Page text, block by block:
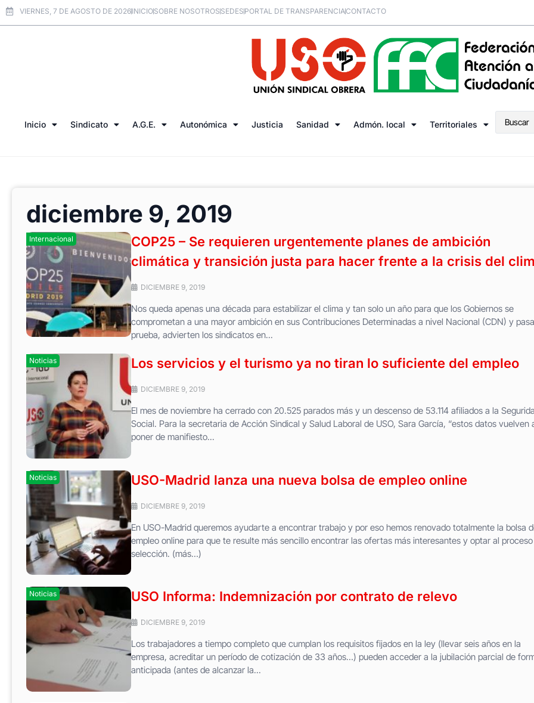
VIERNES, 7 DE AGOSTO DE 2026INICIOSOBRE NOSOTROSSEDESPORTAL DE TRANSPARENCIACONTACTO
Inicio Sindicato A.G.E. Autonómica Justicia Sanidad Admón. local Territoriales
diciembre 9, 2019
Internacional
COP25 – Se requieren urgentemente planes de ambición
climática y transición justa para hacer frente a la crisis del
DICIEMBRE 9, 2019
Nos queda apenas una década para estabilizar el clima y tan solo un año para que los Gobiernos se
comprometan a una mayor ambición en sus Contribuciones Determinadas a nivel Nacional (CDN) y
prueba, advierten los sindicatos en...
Noticias Los servicios y el turismo ya no tiran lo suficiente del empleo
DICIEMBRE 9, 2019
El mes de noviembre ha cerrado con 20.525 parados más y un descenso de 53.114 afiliados a la
Social. Para la secretaria de Acción Sindical y Salud Laboral de USO, Sara García, “estos datos vuelven
poner de manifiesto...
Noticias USO-Madrid lanza una nueva bolsa de empleo online
DICIEMBRE 9, 2019
En USO-Madrid queremos ayudarte a encontrar trabajo y por eso hemos renovado totalmente la bolsa
empleo online para que te resulte más sencillo encontrar las ofertas más interesantes y optar al
selección. (más…)
Noticias USO Informa: Indemnización por contrato de relevo
DICIEMBRE 9, 2019
Los trabajadores a tiempo completo que cumplan los requisitos fijados en la ley (llevar seis años en la
empresa, acreditar un período de cotización de 33 años…) pueden acceder a la jubilación parcial de
anticipada (antes de alcanzar la...